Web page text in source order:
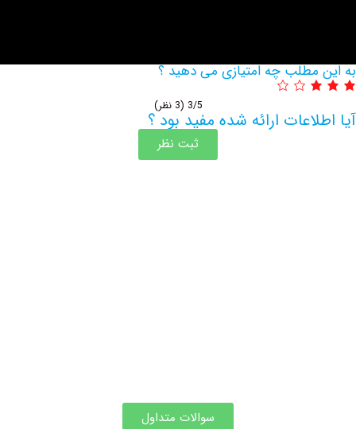
چه امتیازی می دهید ؟
ارائه شده مفید بود ؟
ثبت نظر
سوالات متداول